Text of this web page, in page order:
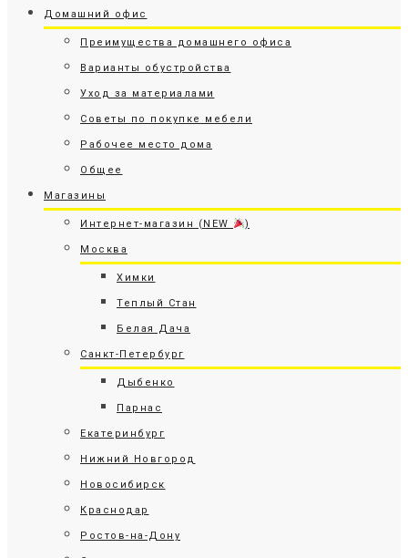
Домашний офис
Преимущества домашнего офиса
Варианты обустройства
Уход за материалами
Советы по покупке мебели
Рабочее место дома
Общее
Магазины
Интернет-магазин (NEW )
Москва
Химки
Теплый Стан
Белая Дача
Санкт-Петербург
Дыбенко
Парнас
Екатеринбург
Нижний Новгород
Новосибирск
Краснодар
Ростов-на-Дону